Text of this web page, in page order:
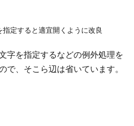
指定すると適宜開くように改良
字を指定するなどの例外処理を
で、そこら辺は省いています。